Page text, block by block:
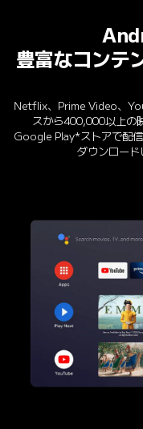
豊富なコンテ
Netflix、Prime Video、
スから400,000以上の
Google Play*ストアで配
ダウンロード